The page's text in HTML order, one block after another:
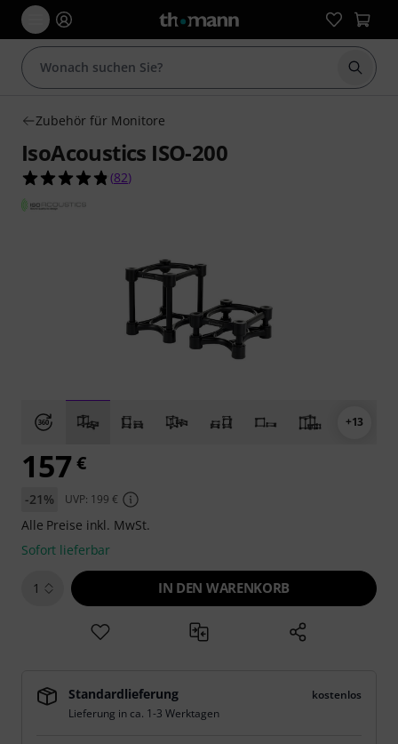
Suche
Zubehör für Monitore
IsoAcoustics ISO-200
4.8 von 5 Sternen aus 82 Kundenbewertungen
(82)
+13
157€
-21% UVP: 199 €
Alle Preise inkl. MwSt.
Sofort lieferbar
1 IN DEN WARENKORB
Standardlieferung
kostenlos
Lieferung in ca. 1-3 Werktagen